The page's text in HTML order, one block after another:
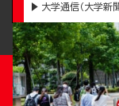
大学通信（大学新聞
TOKUSHIMA